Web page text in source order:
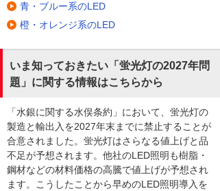
青・ブルー系のLED
橙・オレンジ系のLED
いま知っておきたい「蛍光灯の2027年問
題」に関する情報はこちらから
「水銀に関する水俣条約」において、蛍光灯の
製造と輸出入を2027年末までに禁止することが
合意されました。蛍光灯はさらなる値上げと品
不足が予想されます。他社のLED照明も樹脂・
鋼材などの材料価格の高騰で値上げが予想され
ます。こうしたことから早めのLED照明導入を